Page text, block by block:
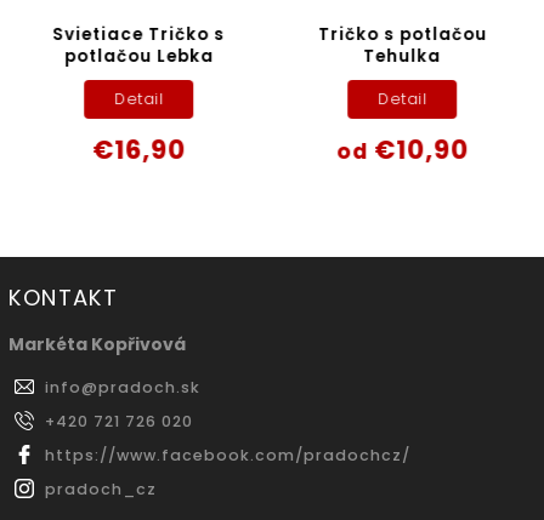
Svietiace Tričko s
potlačou Lebka
€16,90
Detail
Tričko s potlačou
Tehulka
od€10,90
Detail
KONTAKT
Markéta Kopřivová
info@pradoch.sk
+420 721 726 020
https://www.facebook.com/pradochcz/
pradoch_cz